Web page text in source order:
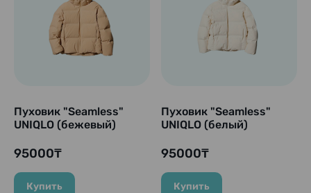
Пуховик "Seamless"
UNIQLO (бежевый)
95000₸
Купить
Пуховик "Seamless"
UNIQLO (белый)
95000₸
Купить